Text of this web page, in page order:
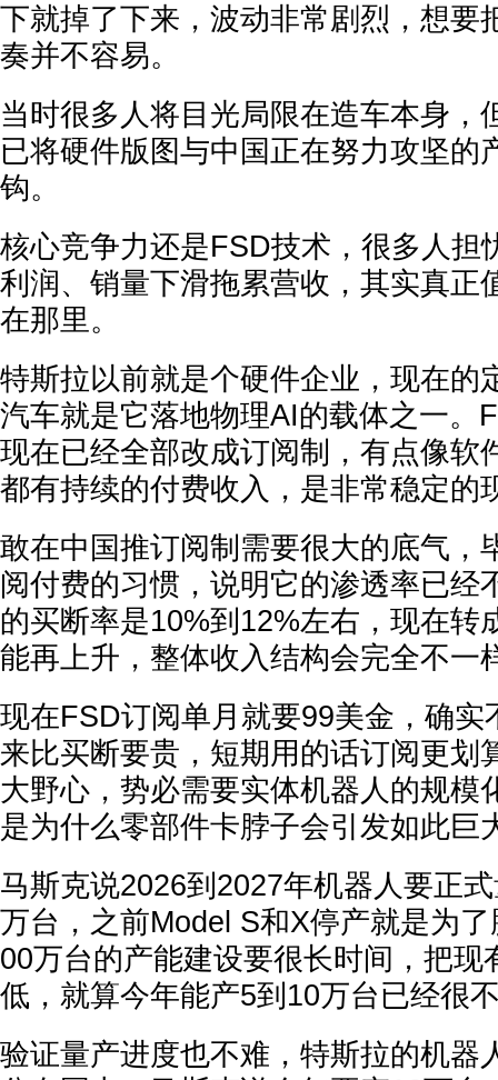
下就掉了下来，波动非常剧烈，想要
奏并不容易。
当时很多人将目光局限在造车本身，
已将硬件版图与中国正在努力攻坚的
钩。
核心竞争力还是FSD技术，很多人担
利润、销量下滑拖累营收，其实真正
在那里。
特斯拉以前就是个硬件企业，现在的
汽车就是它落地物理AI的载体之一。
现在已经全部改成订阅制，有点像软
都有持续的付费收入，是非常稳定的
敢在中国推订阅制需要很大的底气，
阅付费的习惯，说明它的渗透率已经
的买断率是10%到12%左右，现在转
能再上升，整体收入结构会完全不一
现在FSD订阅单月就要99美金，确实
来比买断要贵，短期用的话订阅更划
大野心，势必需要实体机器人的规模
是为什么零部件卡脖子会引发如此巨
马斯克说2026到2027年机器人要正
万台，之前Model S和X停产就是为
00万台的产能建设要很长时间，把现
低，就算今年能产5到10万台已经很
验证量产进度也不难，特斯拉的机器